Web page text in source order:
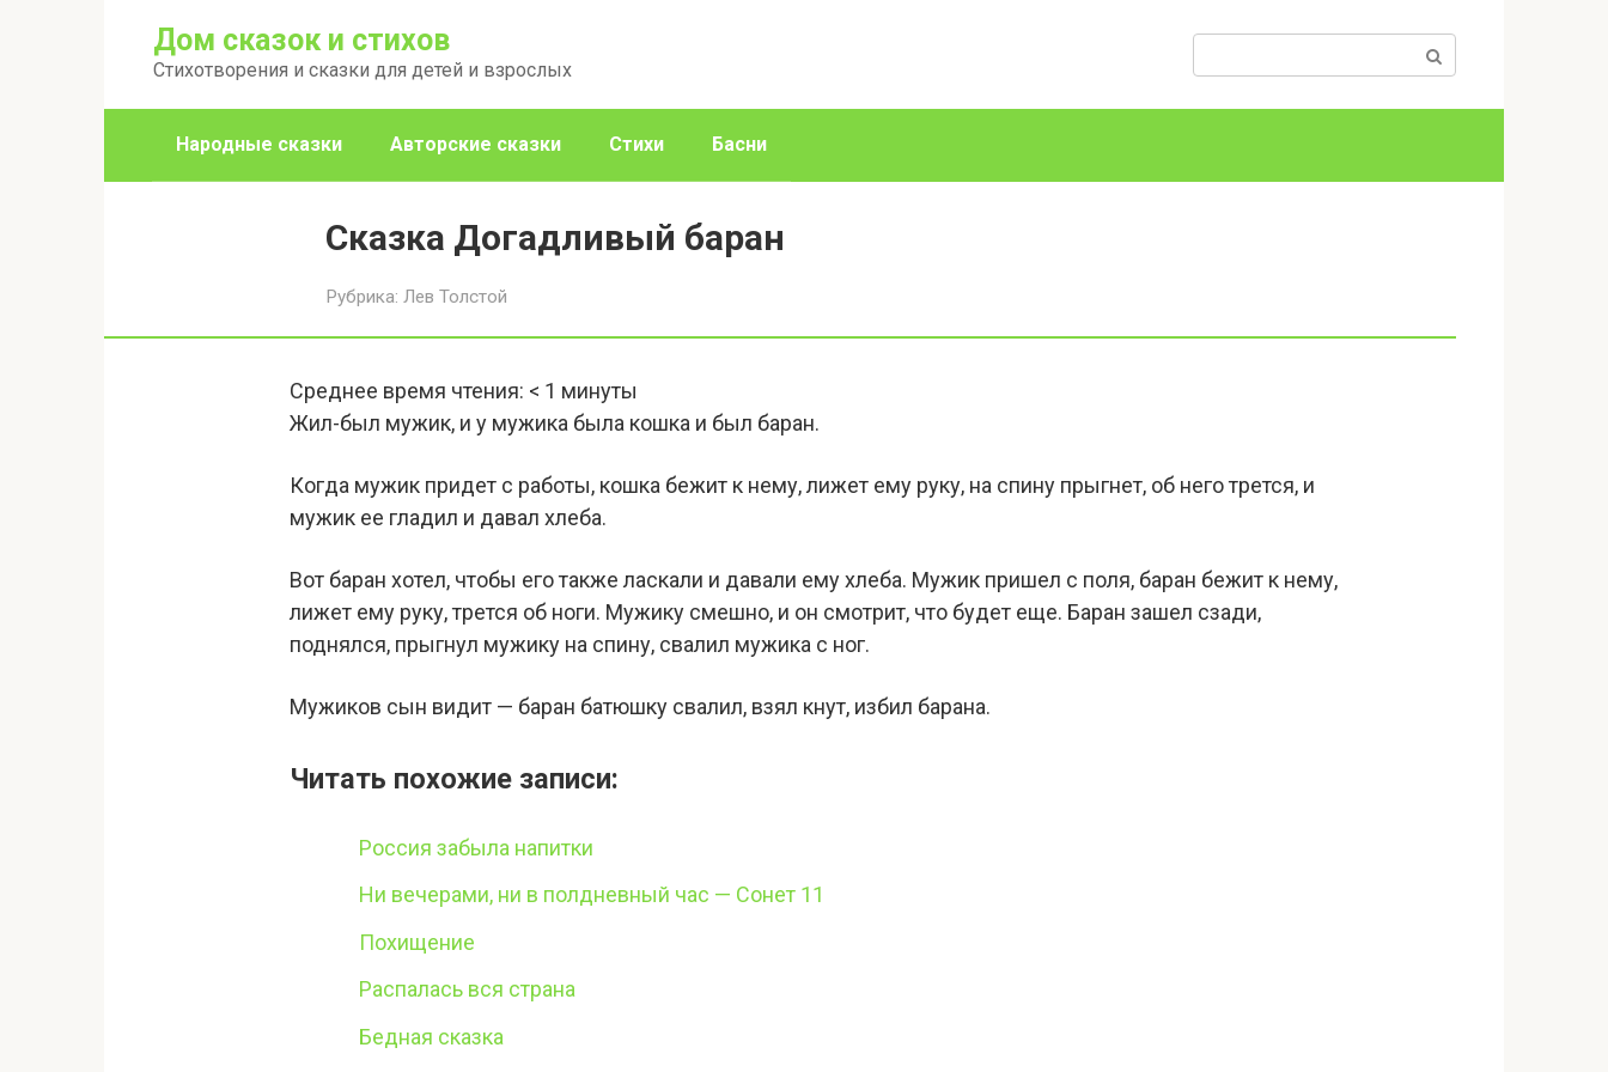
Дом сказок и стихов
Стихотворения и сказки для детей и взрослых
Народные сказки Авторские сказки Стихи Басни
Сказка Догадливый баран
Рубрика: Лев Толстой
Среднее время чтения: < 1 минуты
Жил-был мужик, и у мужика была кошка и был баран.
Когда мужик придет с работы, кошка бежит к нему, лижет ему руку, на спину прыгнет, об него трется, и
мужик ее гладил и давал хлеба.
Вот баран хотел, чтобы его также ласкали и давали ему хлеба. Мужик пришел с поля, баран бежит к нему,
лижет ему руку, трется об ноги. Мужику смешно, и он смотрит, что будет еще. Баран зашел сзади,
поднялся, прыгнул мужику на спину, свалил мужика с ног.
Мужиков сын видит — баран батюшку свалил, взял кнут, избил барана.
Читать похожие записи:
Россия забыла напитки
Ни вечерами, ни в полдневный час — Сонет 11
Похищение
Распалась вся страна
Бедная сказка